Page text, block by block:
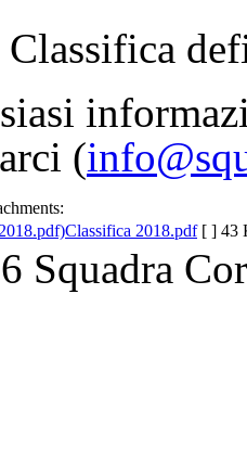
Classifica
(
Classifica 2018.pdf [ ] 43
Squadra